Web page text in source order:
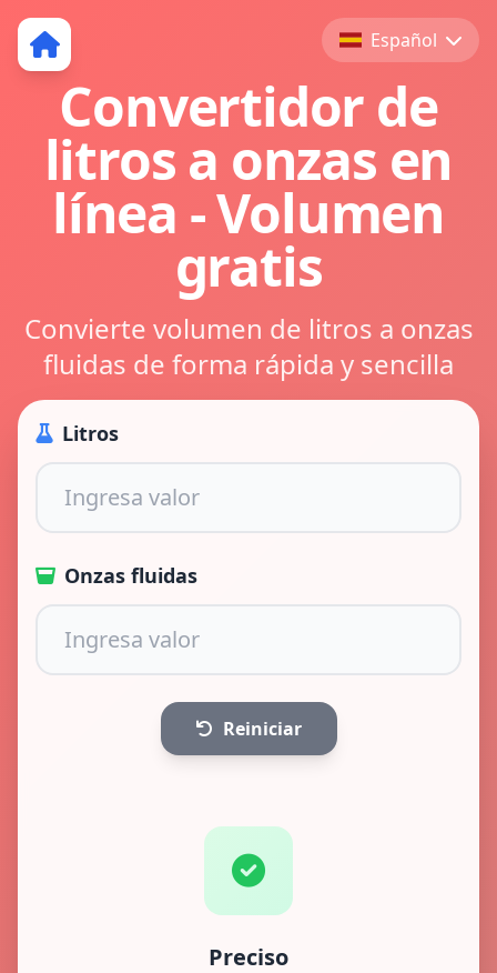
Español
Convertidor de
litros a onzas en
línea - Volumen
gratis
Convierte volumen de litros a onzas
fluidas de forma rápida y sencilla
Litros
Onzas fluidas
Reiniciar
Preciso